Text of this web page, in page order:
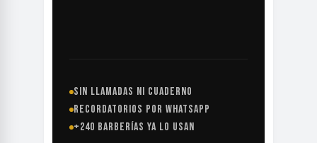
SIN LLAMADAS NI CUADERNO
RECORDATORIOS POR WHATSAPP
+240 BARBERÍAS YA LO USAN